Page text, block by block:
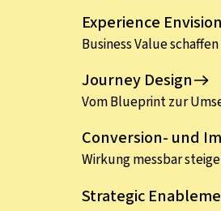
Experience
Business Value schaffen
Journey Design
Vom Blueprint zur
Conversion- und
Wirkung messbar
Strategic